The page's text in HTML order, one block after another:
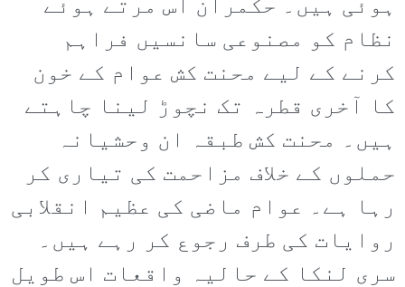
ہوئی ہیں۔ حکمران اس مرتے ہوئے
نظام کو مصنوعی سانسیں فراہم
کرنے کے لیے محنت کش عوام کے خون
کا آخری قطرہ تک نچوڑ لینا چاہتے
ہیں۔ محنت کش طبقہ ان وحشیانہ
حملوں کے خلاف مزاحمت کی تیاری کر
رہا ہے۔ عوام ماضی کی عظیم انقلابی
روایات کی طرف رجوع کر رہے ہیں۔
سری لنکا کے حالیہ واقعات اس طویل